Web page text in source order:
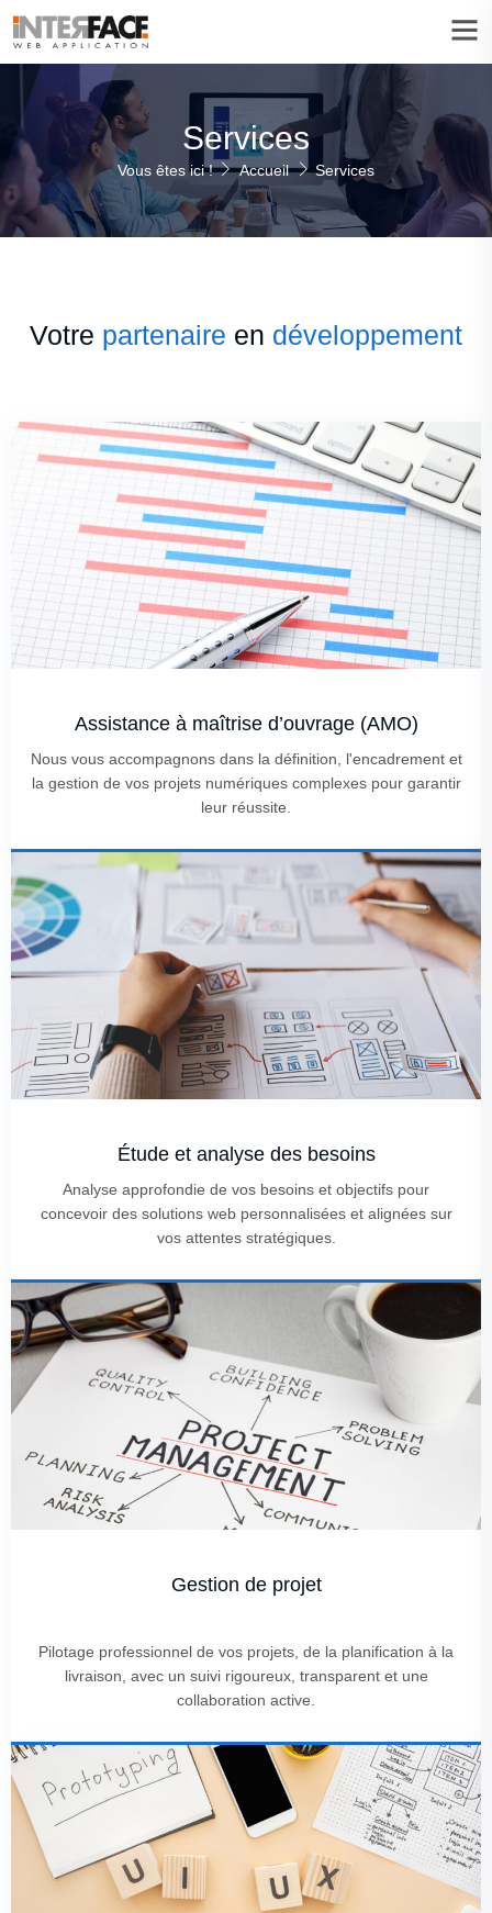
Services
Vous êtes ici ! Accueil Services
Votre partenaire en développement
Assistance à maîtrise d’ouvrage (AMO)
Nous vous accompagnons dans la définition, l'encadrement et
la gestion de vos projets numériques complexes pour garantir
leur réussite.
Étude et analyse des besoins
Analyse approfondie de vos besoins et objectifs pour
concevoir des solutions web personnalisées et alignées sur
vos attentes stratégiques.
Gestion de projet
Pilotage professionnel de vos projets, de la planification à la
livraison, avec un suivi rigoureux, transparent et une
collaboration active.